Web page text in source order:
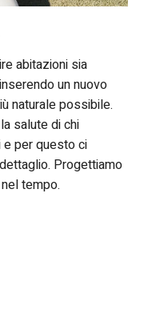
abitazioni sia
un nuovo
naturale possibile.
salute di chi
e per questo ci
Progettiamo
tempo.